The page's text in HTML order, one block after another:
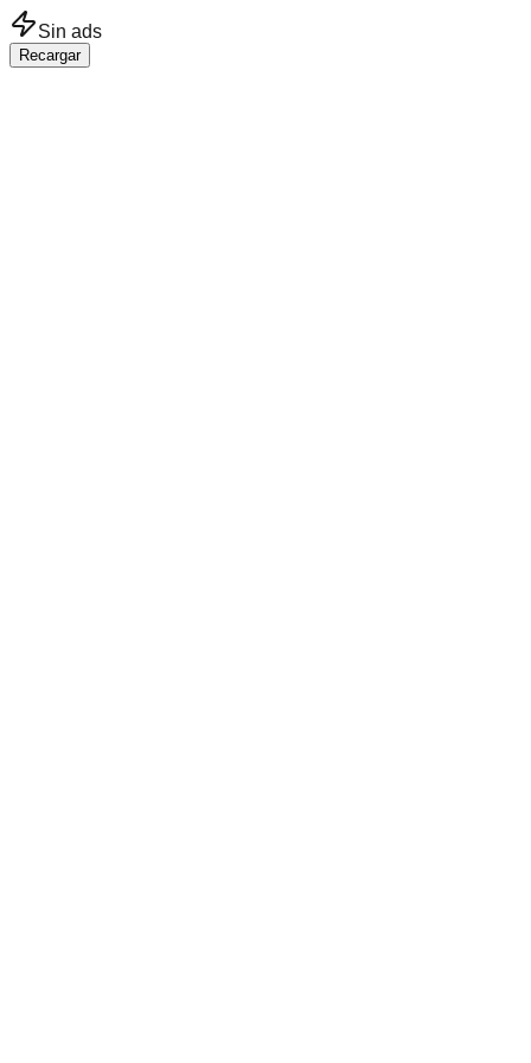
Saltar al contenido principal
Sin ads
Recargar